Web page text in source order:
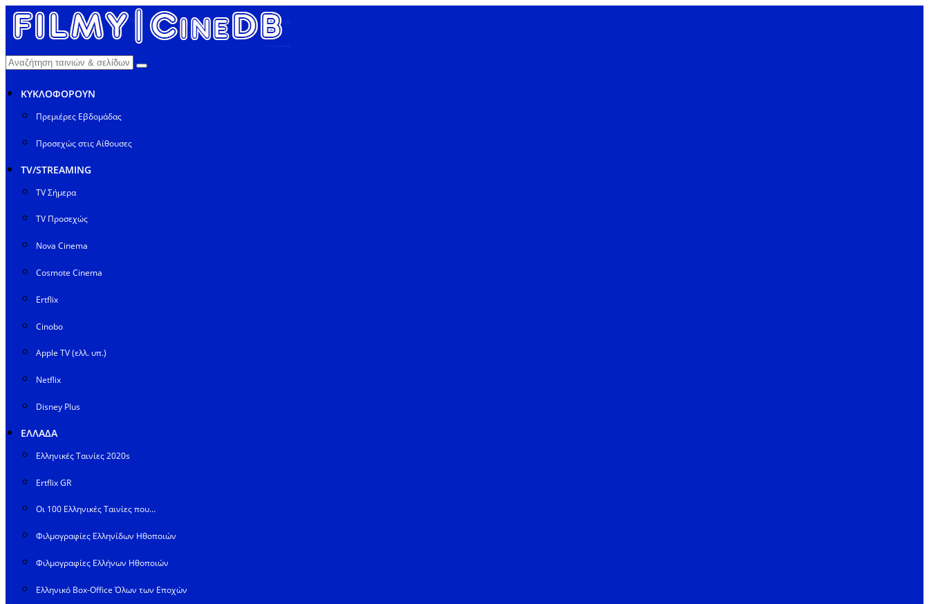
ΚΥΚΛΟΦΟΡΟΥΝ
Πρεμιέρες Εβδομάδας
Προσεχώς στις Αίθουσες
TV/STREAMING
TV Σήμερα
TV Προσεχώς
Nova Cinema
Cosmote Cinema
Ertflix
Cinobo
Apple TV (ελλ. υπ.)
Netflix
Disney Plus
ΕΛΛΑΔΑ
Ελληνικές Ταινίες 2020s
Ertflix GR
Οι 100 Ελληνικές Ταινίες που…
Φιλμογραφίες Ελληνίδων Ηθοποιών
Φιλμογραφίες Ελλήνων Ηθοποιών
Ελληνικό Box-Office Όλων των Εποχών